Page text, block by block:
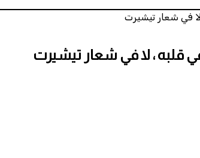
في شعار تيشيرت
، لا في شعار تيشيرت